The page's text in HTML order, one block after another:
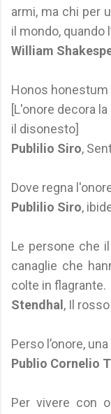
armi, ma chi per
il mondo, quando
William
Honos
[L'onore decora
il disonesto]
Publilio Siro,
Dove regna
Publilio Siro,
Le persone che
canaglie che
colte in flagrante.
Stendhal , Il
Perso l’onore,
Publio Cornelio
Per vivere con